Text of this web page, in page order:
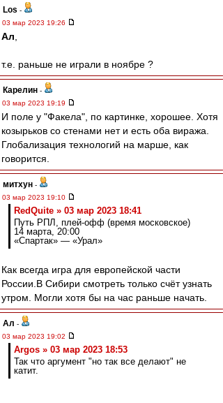
Los -
03 мар 2023 19:26
Ал
т.е. раньше не играли в ноябре ?
Карелин -
03 мар 2023 19:19
И поле у "Факела", по картинке, хорошее. Хотя
козырьков со стенами нет и есть оба виража.
Глобализация технологий на марше, как
говорится.
митхун -
03 мар 2023 19:10
RedQuite » 03 мар 2023 18:41
Путь РПЛ, плей-офф (время московское)
14 марта, 20:00
«Спартак» — «Урал»
Как всегда игра для европейской части
России.В Сибири смотреть только счёт узнать
утром. Могли хотя бы на час раньше начать.
Ал -
03 мар 2023 19:02
Argos » 03 мар 2023 18:53
Так что аргумент "но так все делают" не
катит.